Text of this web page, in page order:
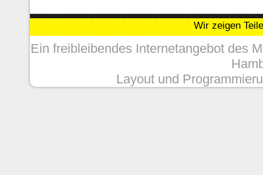
Wir zeigen
Ein freibleibendes Internetangebot des
Layout und